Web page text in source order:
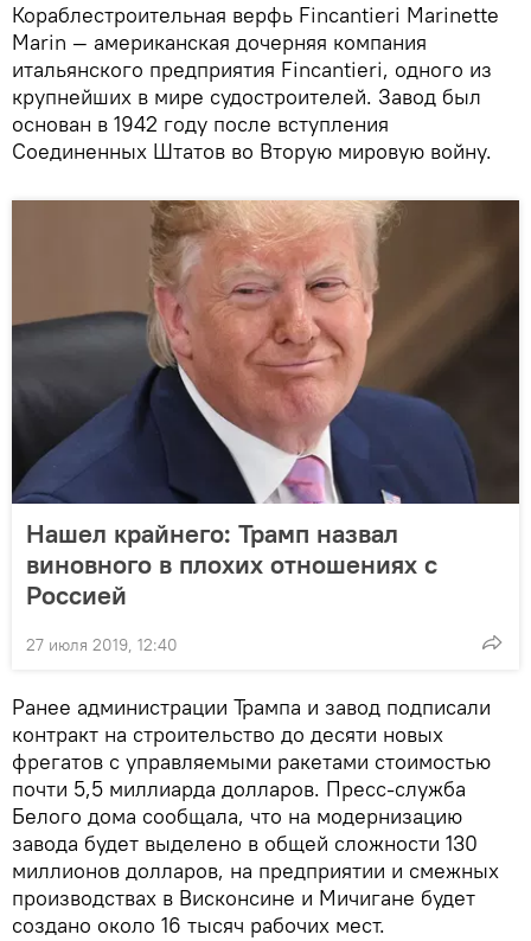
Кораблестроительная верфь Fincantieri Marinette
Marin — американская дочерняя компания
итальянского предприятия Fincantieri, одного из
крупнейших в мире судостроителей. Завод был
основан в 1942 году после вступления
Соединенных Штатов во Вторую мировую войну.
Нашел крайнего: Трамп назвал
виновного в плохих отношениях с
Россией
27 июля 2019, 12:40
Ранее администрации Трампа и завод подписали
контракт на строительство до десяти новых
фрегатов с управляемыми ракетами стоимостью
почти 5,5 миллиарда долларов. Пресс-служба
Белого дома сообщала, что на модернизацию
завода будет выделено в общей сложности 130
миллионов долларов, на предприятии и смежных
производствах в Висконсине и Мичигане будет
создано около 16 тысяч рабочих мест.